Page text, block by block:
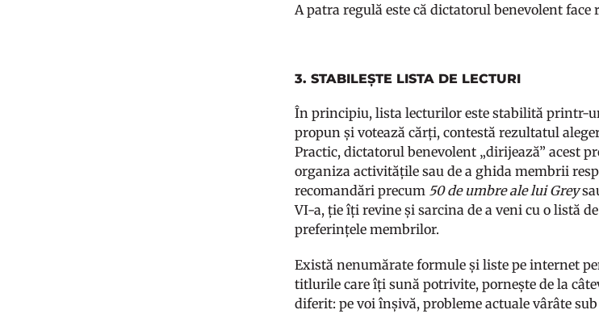
A patra regulă este că dictatorul benevolent face
3. STABILEȘTE LISTA DE LECTURI
În principiu, lista lecturilor este stabilită printr-
propun și votează cărți, contestă rezultatul
Practic, dictatorul benevolent „dirijează” acest
organiza activitățile sau de a ghida membrii
recomandări precum 50 de umbre ale lui Grey
VI-a, ție îți revine și sarcina de a veni cu o listă
preferințele membrilor.
Există nenumărate formule și liste pe internet
titlurile care îți sună potrivite, pornește de la
diferit: pe voi înșivă, probleme actuale vârâte